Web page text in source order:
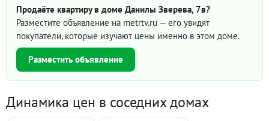
Продаёте квартиру в доме Данилы Зверева, 7в?
Разместите объявление на metrtv.ru — его увидят
покупатели, которые изучают цены именно в этом доме.
Разместить объявление
Динамика цен в соседних домах